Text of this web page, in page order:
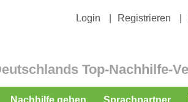
Login Registrieren
Top-Nachhilfe-
Nachhilfe geben Sprachpartner